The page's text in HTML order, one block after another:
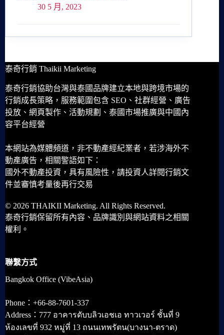
30 5 月, 2023
泰奇行銷 Thaikii Marketing
泰奇行銷協助台灣與泰國品牌建立本地與跨境市場的
行銷成長策略，服務範圍包含 SEO、社群經營、廣告
投放、網頁製作、活動規劃、泰國市場推廣與中國內
容平台經營
本網站為媒體頻道，非不動產經紀業者，若涉海外不
動產廣告，相關警語如下：
國外不動產投資，具有風險性，請投資人詳閱行銷文
件並審慎考量後再行交易
© 2026 THAIKII Marketing. All Rights Reserved.
泰奇行銷保留所有內容、品牌識別與網站資料之相關
權利。
聯繫方式
Bangkok Office (VibeAsia)
Phone：+66-88-7601-337
Address：777 อาคารดับบลิวเอชเอ ทาวเวอร์ ชั้นที่ 9
ห้องเลขที่ 932 หมู่ที่ 13 ถนนเทพรัตน(บางนา-ตราด)